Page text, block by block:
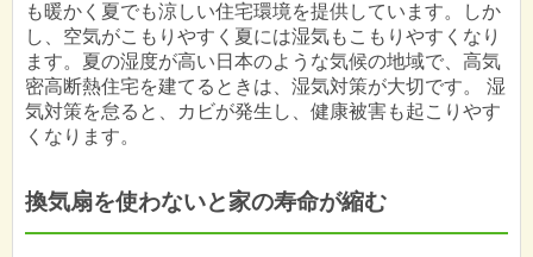
も暖かく夏でも涼しい住宅環境を提供しています。しか
し、空気がこもりやすく夏には湿気もこもりやすくなり
ます。夏の湿度が高い日本のような気候の地域で、高気
密高断熱住宅を建てるときは、湿気対策が大切です。 湿
気対策を怠ると、カビが発生し、健康被害も起こりやす
くなります。
換気扇を使わないと家の寿命が縮む